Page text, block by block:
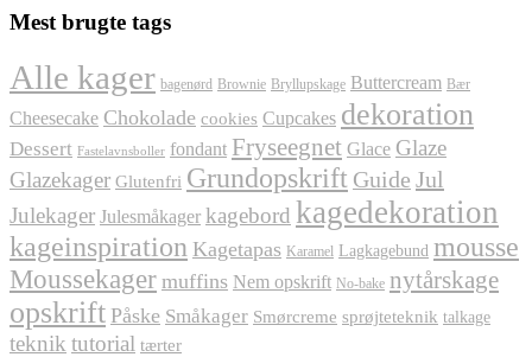
Mest brugte tags
Alle kager bagenørd Brownie Bryllupskage Buttercream Bær
Cheesecake Chokolade cookies Cupcakes dekoration
Dessert Fastelavnsboller fondant Fryseegnet Glace Glaze
Glazekager Glutenfri Grundopskrift Guide Jul
Julekager Julesmåkager kagebord kagedekoration
kageinspiration Kagetapas Karamel Lagkagebund mousse
Moussekager muffins Nem opskrift No-bake nytårskage
opskrift Påske Småkager Smørcreme sprøjteteknik talkage
teknik tutorial tærter